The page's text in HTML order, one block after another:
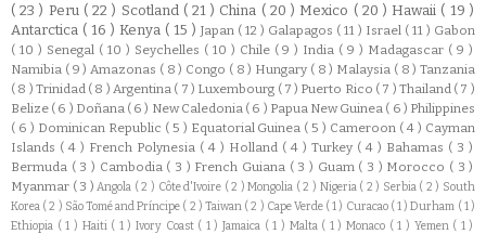
( 23 ) Peru ( 22 ) Scotland ( 21 ) China ( 20 ) Mexico ( 20 )Hawaii ( 19 )
Antarctica ( 16 ) Kenya ( 15 ) Japan ( 12 ) Galapagos ( 11 ) Israel ( 11 ) Gabon
( 10 ) Senegal ( 10 ) Seychelles ( 10 ) Chile ( 9 ) India ( 9 ) Madagascar ( 9 )
Namibia ( 9 ) Amazonas ( 8 ) Congo ( 8 ) Hungary ( 8 ) Malaysia ( 8 ) Tanzania
( 8 ) Trinidad ( 8 )Argentina ( 7 ) Luxembourg ( 7 ) Puerto Rico ( 7 ) Thailand ( 7 )
Belize ( 6 ) Doñana ( 6 ) New Caledonia ( 6 ) Papua New Guinea ( 6 ) Philippines
( 6 ) Dominican Republic ( 5 ) Equatorial Guinea ( 5 ) Cameroon ( 4 ) Cayman
Islands ( 4 ) French Polynesia ( 4 ) Holland ( 4 ) Turkey ( 4 ) Bahamas ( 3 )
Bermuda ( 3 ) Cambodia ( 3 ) French Guiana ( 3 ) Guam ( 3 ) Morocco ( 3 )
Myanmar ( 3 )Angola ( 2 ) Côte d'Ivoire ( 2 )Mongolia ( 2 ) Nigeria ( 2 ) Serbia ( 2 ) South
Korea ( 2 ) São Tomé and Príncipe ( 2 ) Taiwan ( 2 ) Cape Verde ( 1 ) Curacao ( 1 )Durham ( 1 )
Ethiopia ( 1 ) Haiti ( 1 ) Ivory Coast ( 1 )Jamaica ( 1 ) Malta ( 1 )Monaco ( 1 ) Yemen ( 1 )